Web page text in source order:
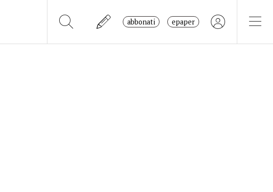
abbonati epaper